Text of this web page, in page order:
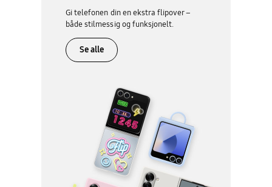
Gi telefonen din en ekstra flipover –
både stilmessig og funksjonelt.
Se alle